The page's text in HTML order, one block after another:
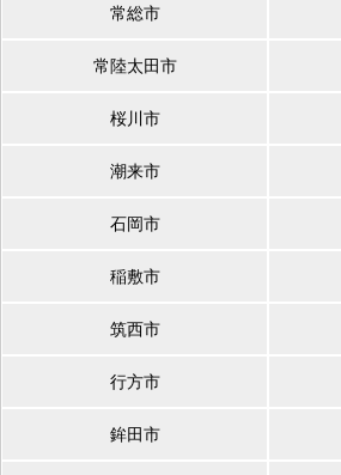
常総市
常陸太田市
桜川市
潮来市
石岡市
稲敷市
筑西市
行方市
鉾田市